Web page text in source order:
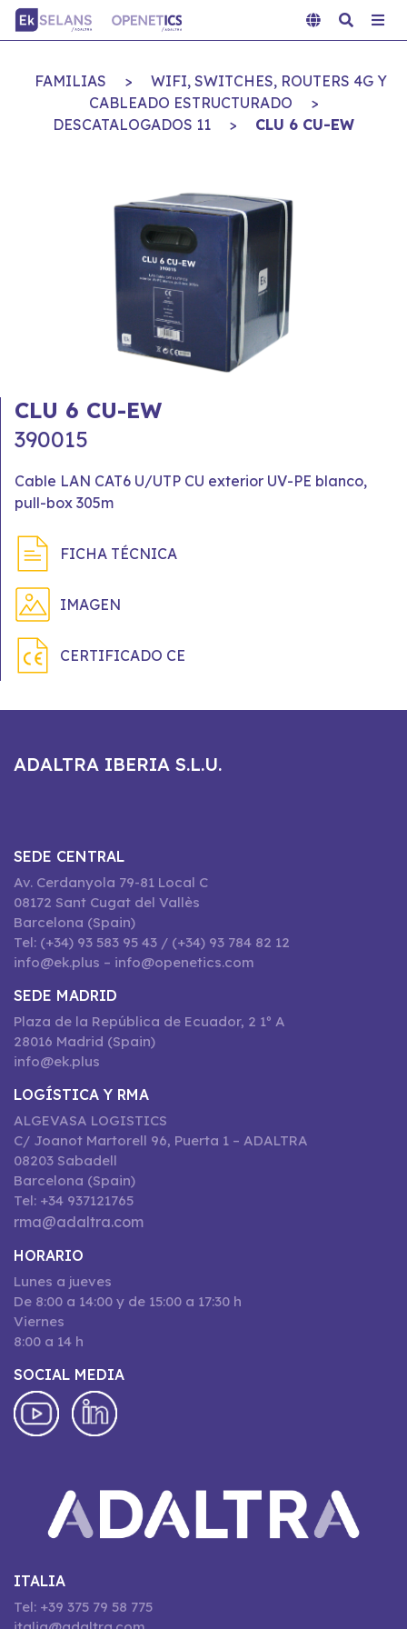
FAMILIAS >
WIFI, SWITCHES, ROUTERS 4G Y
CABLEADO ESTRUCTURADO
>
DESCATALOGADOS 11
> CLU 6 CU-EW
CLU 6 CU-EW
390015
Cable LAN CAT6 U/UTP CU exterior UV-PE blanco,
pull-box 305m
FICHA TÉCNICA
IMAGEN
CERTIFICADO CE
ADALTRA IBERIA S.L.U.
SEDE CENTRAL
Av. Cerdanyola 79-81 Local C
08172 Sant Cugat del Vallès
Barcelona (Spain)
Tel: (+34) 93 583 95 43 / (+34) 93 784 82 12
info@ek.plus – info@openetics.com
SEDE MADRID
Plaza de la República de Ecuador, 2 1º A
28016 Madrid (Spain)
info@ek.plus
LOGÍSTICA Y RMA
ALGEVASA LOGISTICS
C/ Joanot Martorell 96, Puerta 1 – ADALTRA
08203 Sabadell
Barcelona (Spain)
Tel: +34 937121765
rma@adaltra.com
HORARIO
Lunes a jueves
De 8:00 a 14:00 y de 15:00 a 17:30 h
Viernes
8:00 a 14 h
SOCIAL MEDIA
ITALIA
Tel: +39 375 79 58 775